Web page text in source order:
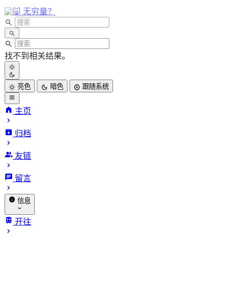
无穷量？
找不到相关结果。
亮色 暗色 跟随系统
主页
归档
友链
留言
信息
关于我
开往
归档